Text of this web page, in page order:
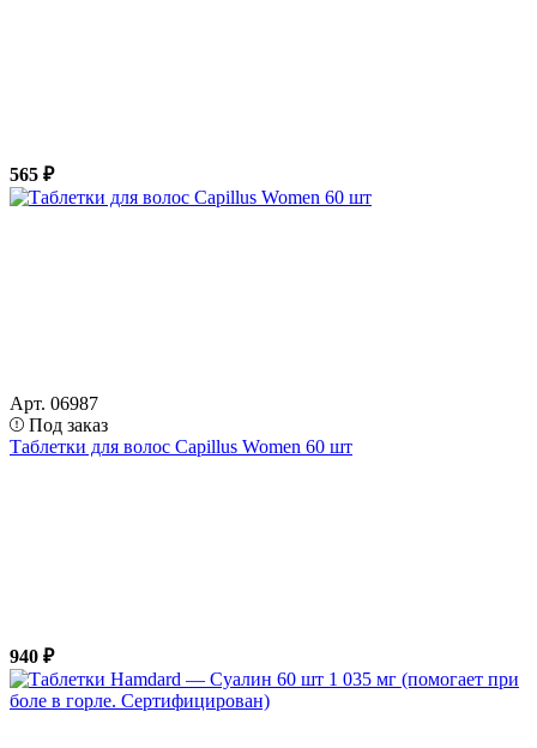
565 ₽
Арт. 06987
Под заказ
Таблетки для волос Capillus Women 60 шт
940 ₽